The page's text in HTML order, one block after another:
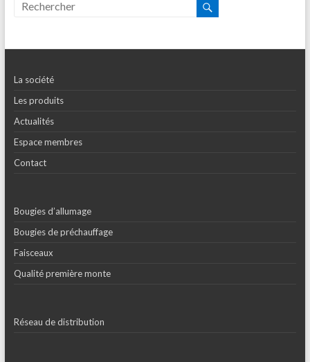
La société
Les produits
Actualités
Espace membres
Contact
Bougies d’allumage
Bougies de préchauffage
Faisceaux
Qualité première monte
Réseau de distribution